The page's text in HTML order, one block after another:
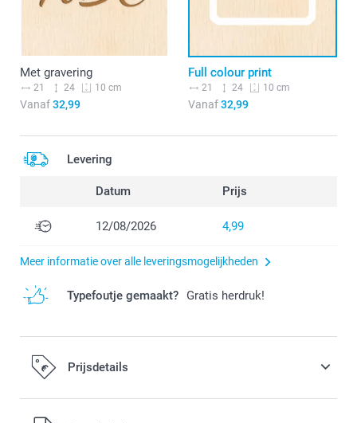
Met gravering
21 24 10 cm
Vanaf32,99
Full colour print
21 24 10 cm
Vanaf32,99
Levering
Datum Prijs
12/08/2026 4,99
Meer informatie over alle leveringsmogelijkheden
Typefoutje gemaakt? Gratis herdruk!
Prijsdetails